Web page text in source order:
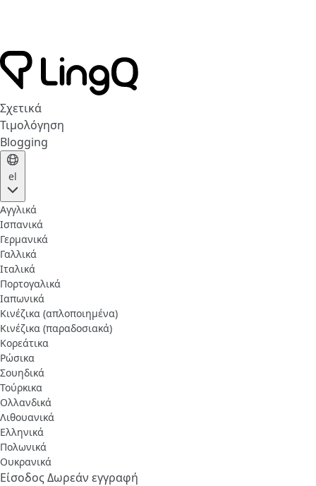
Σχετικά
Τιμολόγηση
Blogging
el
Αγγλικά
Ισπανικά
Γερμανικά
Γαλλικά
Ιταλικά
Πορτογαλικά
Ιαπωνικά
Κινέζικα (απλοποιημένα)
Κινέζικα (παραδοσιακά)
Κορεάτικα
Ρώσικα
Σουηδικά
Τούρκικα
Ολλανδικά
Λιθουανικά
Ελληνικά
Πολωνικά
Ουκρανικά
ΕίσοδοςΔωρεάν εγγραφή